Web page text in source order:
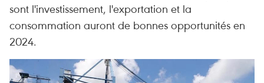
sont l'investissement, l'exportation et la
consommation auront de bonnes opportunités en
2024.